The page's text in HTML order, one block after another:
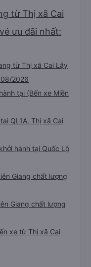
từ Thị xã Cai
ưu đãi nhất:
từ Thị xã Cai Lậy
2026
tại (Bến xe Miền
QL1A, Thị xã Cai
hành tại Quốc Lộ
Giang chất lượng
Giang chất lượng
xe từ Thị xã Cai